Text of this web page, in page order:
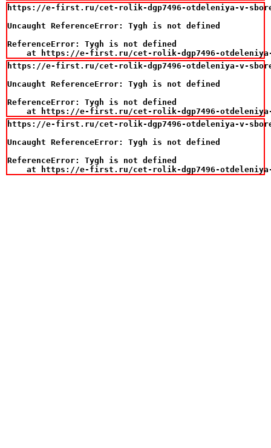
https://e-first.ru/cet-rolik-dgp7496-otdeleniya-v-sbore-
Uncaught ReferenceError: Tygh is not defined
ReferenceError: Tygh is not defined
at https://e-first.ru/cet-rolik-dgp7496-
https://e-first.ru/cet-rolik-dgp7496-otdeleniya-v-sbore-
Uncaught ReferenceError: Tygh is not defined
ReferenceError: Tygh is not defined
at https://e-first.ru/cet-rolik-dgp7496-
https://e-first.ru/cet-rolik-dgp7496-otdeleniya-v-sbore-
Uncaught ReferenceError: Tygh is not defined
ReferenceError: Tygh is not defined
at https://e-first.ru/cet-rolik-dgp7496-